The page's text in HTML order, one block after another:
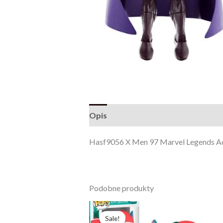
Opis
Hasf9056 X Men 97 Marvel Legends
Podobne produkty
Sale!
Sale!
Pierwotna
cena